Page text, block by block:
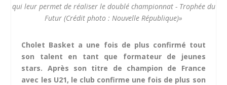
qui leur permet de réaliser le doublé championnat - Trophée du
Futur (Crédit photo : Nouvelle République)»
Cholet Basket a une fois de plus confirmé tout
son talent en tant que formateur de jeunes
stars. Après son titre de champion de France
avec les U21, le club confirme une fois de plus son